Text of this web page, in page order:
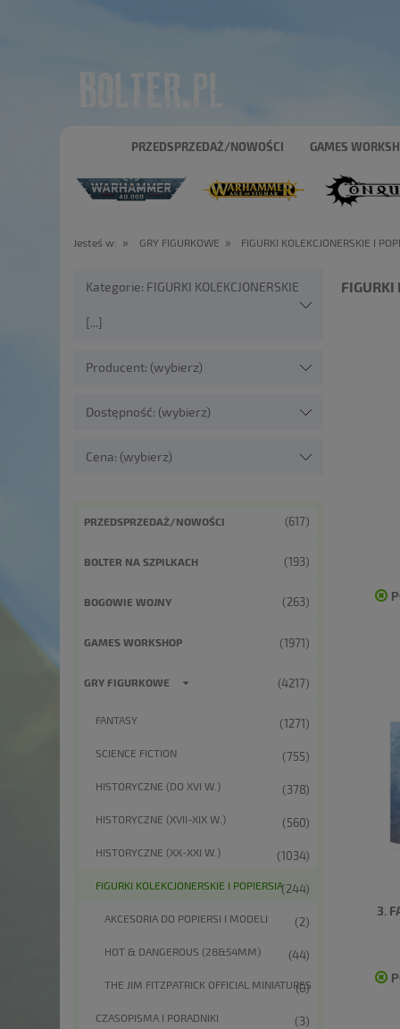
PRZEDSPRZEDAŻ/NOWOŚCI GAMES
Jesteś w: » GRY FIGURKOWE » FIGURKI KOLEKCJONERSKIE I
Kategorie: FIGURKI KOLEKCJONERSKIE
[...]
Producent: (wybierz)
Dostępność: (wybierz)
Cena: (wybierz)
PRZEDSPRZEDAŻ/NOWOŚCI (617)
BOLTER NA SZPILKACH (193)
BOGOWIE WOJNY (263)
GAMES WORKSHOP (1971)
GRY FIGURKOWE (4217)
FANTASY (1271)
SCIENCE FICTION (755)
HISTORYCZNE (DO XVI W.) (378)
HISTORYCZNE (XVII-XIX W.) (560)
HISTORYCZNE (XX-XXI W.) (1034)
FIGURKI KOLEKCJONERSKIE I POPIERSIA(244)
AKCESORIA DO POPIERSI I MODELI (2)
HOT & DANGEROUS (28&54MM) (44)
THE JIM FITZPATRICK OFFICIAL MINIATURES
(0)
CZASOPISMA I PORADNIKI (3)
FIGURKI
3.